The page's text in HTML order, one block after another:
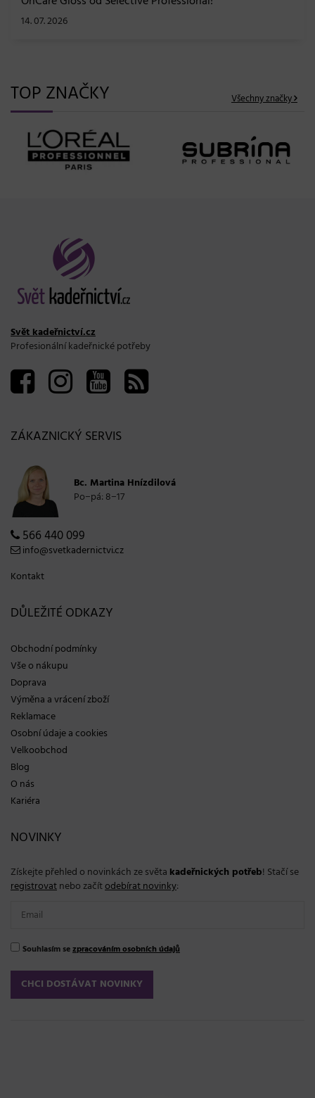
TOP ZNAČKY Všechny značky
Svět kadeřnictví.cz
Profesionální kadeřnické potřeby
ZÁKAZNICKÝ SERVIS
Bc. Martina Hnízdilová
Po−pá: 8−17
566 440 099
info@svetkadernictvi.cz
Kontakt
DŮLEŽITÉ ODKAZY
Obchodní podmínky
Vše o nákupu
Doprava
Výměna a vrácení zboží
Reklamace
Osobní údaje a cookies
Velkoobchod
Blog
O nás
Kariéra
NOVINKY
Získejte přehled o novinkách ze světa kadeřnických potřeb! Stačí se
registrovatnebo začítodebírat novinky:
Souhlasím sezpracováním osobních údajů